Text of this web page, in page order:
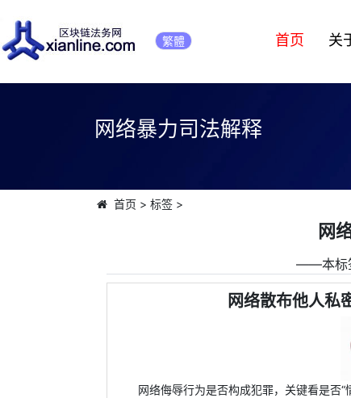
繁體 首页 关
网络暴力司法解释
首页 > 标签>
网
――本标
网络散布他人私
网络侮辱行为是否构成犯罪，关键看是否